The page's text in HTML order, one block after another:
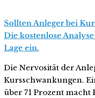
Sollten Anleger bei
Die kostenlose
Lage ein.
Die Nervosität der
Kursschwankungen.
über 71 Prozent macht